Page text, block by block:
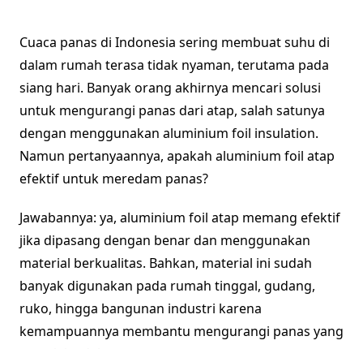
Cuaca panas di Indonesia sering membuat suhu di
dalam rumah terasa tidak nyaman, terutama pada
siang hari. Banyak orang akhirnya mencari solusi
untuk mengurangi panas dari atap, salah satunya
dengan menggunakan aluminium foil insulation.
Namun pertanyaannya, apakah aluminium foil atap
efektif untuk meredam panas?
Jawabannya: ya, aluminium foil atap memang efektif
jika dipasang dengan benar dan menggunakan
material berkualitas. Bahkan, material ini sudah
banyak digunakan pada rumah tinggal, gudang,
ruko, hingga bangunan industri karena
kemampuannya membantu mengurangi panas yang